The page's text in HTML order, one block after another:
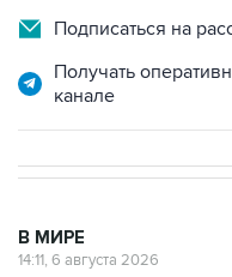
Подписаться на
Получать
канале
В МИРЕ
14:11, 6 августа 2026